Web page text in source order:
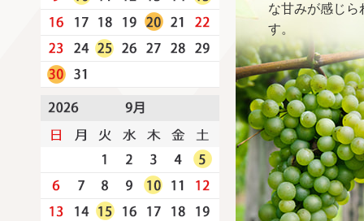
な甘みが感じら
す。